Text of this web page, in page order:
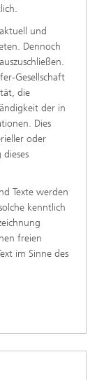
und
Dennoch
Gesellschaft
die
der in
Dies
oder
Texte werden
kenntlich
freien
im Sinne des